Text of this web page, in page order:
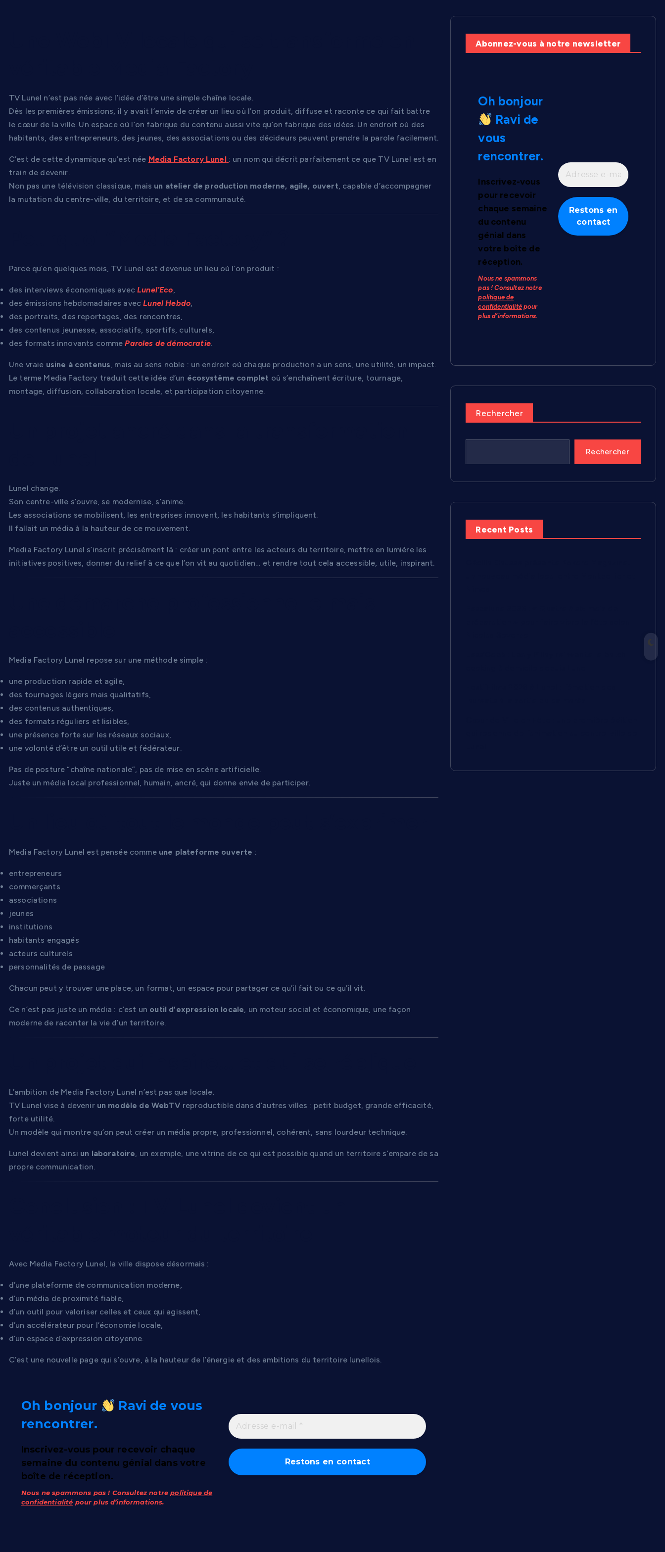
TV Lunel n’est pas née avec l’idée d’être une simple chaîne locale.
Dès les premières émissions, il y avait l’envie de créer un lieu où l’on produit, diffuse et raconte ce qui fait battre
le cœur de la ville. Un espace où l’on fabrique du contenu aussi vite qu’on fabrique des idées. Un endroit où des
habitants, des entrepreneurs, des jeunes, des associations ou des décideurs peuvent prendre la parole facilement.
C’est de cette dynamique qu’est née Media Factory Lunel : un nom qui décrit parfaitement ce que TV Lunel est en
train de devenir.
Non pas une télévision classique, mais un atelier de production moderne, agile, ouvert, capable d’accompagner
la mutation du centre-ville, du territoire, et de sa communauté.
Parce qu’en quelques mois, TV Lunel est devenue un lieu où l’on produit :
des interviews économiques avecLunel’Eco,
des émissions hebdomadaires avecLunel Hebdo,
des portraits, des reportages, des rencontres,
des contenus jeunesse, associatifs, sportifs, culturels,
des formats innovants commeParoles de démocratie.
Une vraie usine à contenus, mais au sens noble : un endroit où chaque production a un sens, une utilité, un impact.
Le terme Media Factory traduit cette idée d’un écosystème complet où s’enchaînent écriture, tournage,
montage, diffusion, collaboration locale, et participation citoyenne.
Lunel change.
Son centre-ville s’ouvre, se modernise, s’anime.
Les associations se mobilisent, les entreprises innovent, les habitants s’impliquent.
Il fallait un média à la hauteur de ce mouvement.
Media Factory Lunel s’inscrit précisément là : créer un pont entre les acteurs du territoire, mettre en lumière les
initiatives positives, donner du relief à ce que l’on vit au quotidien… et rendre tout cela accessible, utile, inspirant.
Media Factory Lunel repose sur une méthode simple :
une production rapide et agile,
des tournages légers mais qualitatifs,
des contenus authentiques,
des formats réguliers et lisibles,
une présence forte sur les réseaux sociaux,
une volonté d’être un outil utile et fédérateur.
Pas de posture “chaîne nationale”, pas de mise en scène artificielle.
Juste un média local professionnel, humain, ancré, qui donne envie de participer.
Media Factory Lunel est pensée comme une plateforme ouverte :
entrepreneurs
commerçants
associations
jeunes
institutions
habitants engagés
acteurs culturels
personnalités de passage
Chacun peut y trouver une place, un format, un espace pour partager ce qu’il fait ou ce qu’il vit.
Ce n’est pas juste un média : c’est un outil d’expression locale, un moteur social et économique, une façon
moderne de raconter la vie d’un territoire.
L’ambition de Media Factory Lunel n’est pas que locale.
TV Lunel vise à devenir un modèle de WebTVreproductible dans d’autres villes : petit budget, grande efficacité,
forte utilité.
Un modèle qui montre qu’on peut créer un média propre, professionnel, cohérent, sans lourdeur technique.
Lunel devient ainsi un laboratoire, un exemple, une vitrine de ce qui est possible quand un territoire s’empare de sa
propre communication.
Avec Media Factory Lunel, la ville dispose désormais :
d’une plateforme de communication moderne,
d’un média de proximité fiable,
d’un outil pour valoriser celles et ceux qui agissent,
d’un accélérateur pour l’économie locale,
d’un espace d’expression citoyenne.
C’est une nouvelle page qui s’ouvre, à la hauteur de l’énergie et des ambitions du territoire lunellois.
Oh bonjour
Ravi de vous
rencontrer.
Inscrivez-vous pour recevoir chaque
semaine du contenu génial dans votre
boîte de réception.
Nous ne spammons pas ! Consultez notrepolitique de
confidentialité pour plus d’informations.
Abonnez-vous à notre newsletter
Oh bonjour
Ravi de
vous
rencontrer.
Inscrivez-vous
pour recevoir
chaque semaine
du contenu
génial dans
votre boîte de
réception.
Nous ne spammons
pas ! Consultez notre
politique de
confidentialitépour
plus d’informations.
Rechercher
Rechercher
Recent Posts